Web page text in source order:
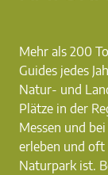
Mehr als 200
Guides jedes
Natur- und
Plätze in der
Messen und
erleben und oft
Naturpark ist.